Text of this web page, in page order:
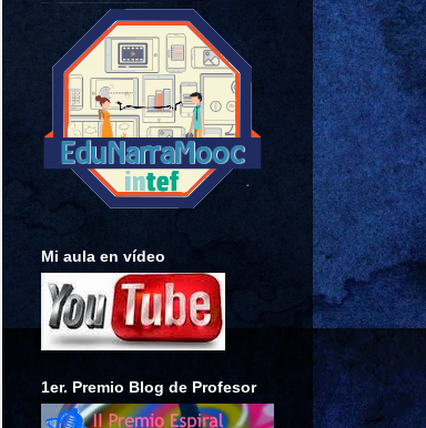
Mi aula en vídeo
1er. Premio Blog de Profesor